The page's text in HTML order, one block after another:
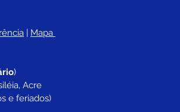
| Mapa
)
Acre
e feriados)